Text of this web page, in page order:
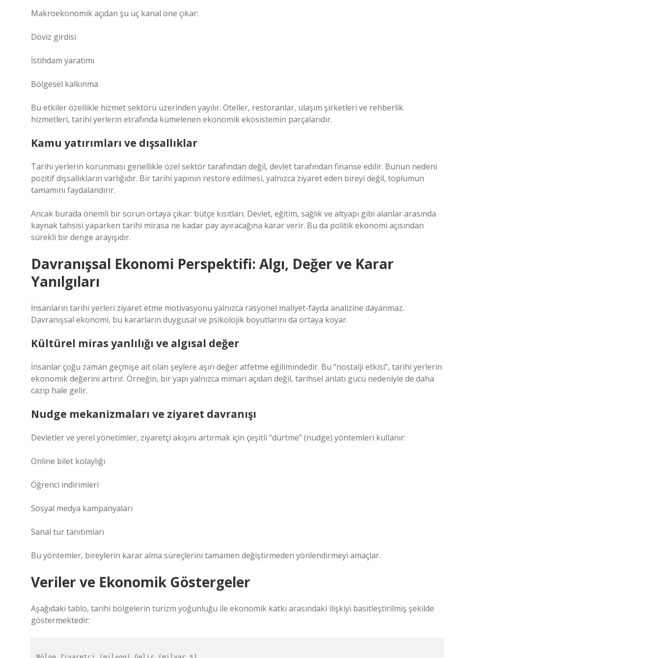
Makroekonomik açıdan şu üç kanal öne çıkar:
Döviz girdisi
İstihdam yaratımı
Bölgesel kalkınma
Bu etkiler özellikle hizmet sektörü üzerinden yayılır. Oteller, restoranlar, ulaşım şirketleri ve rehberlik
hizmetleri, tarihi yerlerin etrafında kümelenen ekonomik ekosistemin parçalarıdır.
Kamu yatırımları ve dışsallıklar
Tarihi yerlerin korunması genellikle özel sektör tarafından değil, devlet tarafından finanse edilir. Bunun nedeni
pozitif dışsallıkların varlığıdır. Bir tarihi yapının restore edilmesi, yalnızca ziyaret eden bireyi değil, toplumun
tamamını faydalandırır.
Ancak burada önemli bir sorun ortaya çıkar: bütçe kısıtları. Devlet, eğitim, sağlık ve altyapı gibi alanlar arasında
kaynak tahsisi yaparken tarihi mirasa ne kadar pay ayıracağına karar verir. Bu da politik ekonomi açısından
sürekli bir denge arayışıdır.
Davranışsal Ekonomi Perspektifi: Algı, Değer ve Karar
Yanılgıları
İnsanların tarihi yerleri ziyaret etme motivasyonu yalnızca rasyonel maliyet-fayda analizine dayanmaz.
Davranışsal ekonomi, bu kararların duygusal ve psikolojik boyutlarını da ortaya koyar.
Kültürel miras yanlılığı ve algısal değer
İnsanlar çoğu zaman geçmişe ait olan şeylere aşırı değer atfetme eğilimindedir. Bu “nostalji etkisi”, tarihi yerlerin
ekonomik değerini artırır. Örneğin, bir yapı yalnızca mimari açıdan değil, tarihsel anlatı gücü nedeniyle de daha
cazip hale gelir.
Nudge mekanizmaları ve ziyaret davranışı
Devletler ve yerel yönetimler, ziyaretçi akışını artırmak için çeşitli “dürtme” (nudge) yöntemleri kullanır:
Online bilet kolaylığı
Öğrenci indirimleri
Sosyal medya kampanyaları
Sanal tur tanıtımları
Bu yöntemler, bireylerin karar alma süreçlerini tamamen değiştirmeden yönlendirmeyi amaçlar.
Veriler ve Ekonomik Göstergeler
Aşağıdaki tablo, tarihi bölgelerin turizm yoğunluğu ile ekonomik katkı arasındaki ilişkiyi basitleştirilmiş şekilde
göstermektedir: